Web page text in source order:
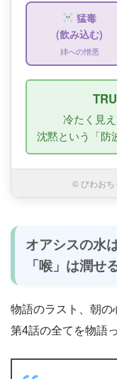
猛毒
(飲み込む)
冷たく見
沈黙という「防
© びわおち
オアシスの水
「喉」は潤せ
物語のラスト、朝の
第4話の全てを物語